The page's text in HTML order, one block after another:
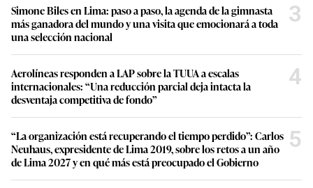
Simone Biles en Lima: paso a paso, la agenda de la gimnasta
más ganadora del mundo y una visita que emocionará a toda
una selección nacional
3
Aerolíneas responden a LAP sobre la TUUA a escalas
internacionales: “Una reducción parcial deja intacta la
desventaja competitiva de fondo”
4
“La organización está recuperando el tiempo perdido”: Carlos
Neuhaus, expresidente de Lima 2019, sobre los retos a un año
de Lima 2027 y en qué más está preocupado el Gobierno
5